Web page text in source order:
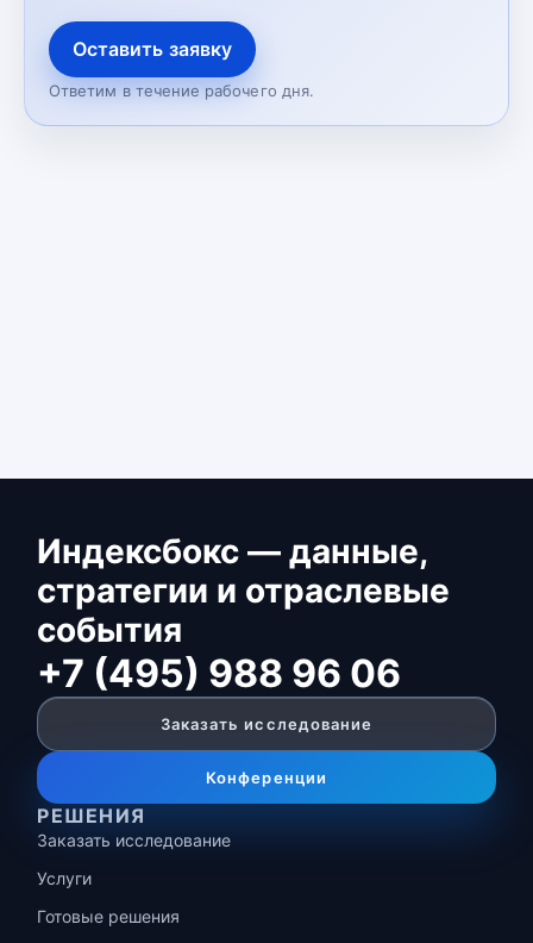
Оставить заявку
Ответим в течение рабочего дня.
Индексбокс — данные,
стратегии и отраслевые
события
+7 (495) 988 96 06
Заказать исследование
Конференции
РЕШЕНИЯ
Заказать исследование
Услуги
Готовые решения